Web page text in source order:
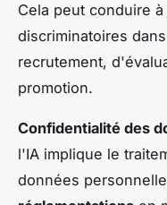
Cela peut conduire
discriminatoires
recrutement,
promotion.
Confidentialité des
l'IA implique le
données